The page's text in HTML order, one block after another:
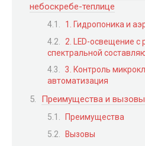
небоскребе-теплице
1. Гидропоника и
2. LED-освещение с
спектральной
3. Контроль
автоматизация
Преимущества и
Преимущества
Вызовы